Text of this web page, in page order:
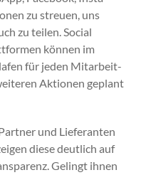
zu streuen, uns
zu teilen. Social
kön­nen im
für jeden Mitar­beit­
Aktio­nen geplant
und Liefer­an­ten
diese deut­lich auf
Gelingt ihnen